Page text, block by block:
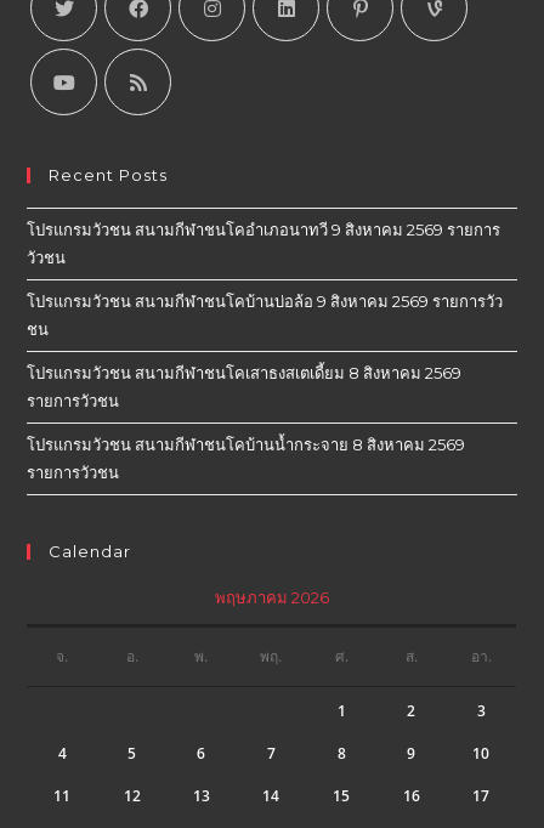
Recent Posts
โปรแกรมวัวชน สนามกีฬาชนโคอำเภอนาทวี 9 สิงหาคม 2569 รายการ
วัวชน
โปรแกรมวัวชน สนามกีฬาชนโคบ้านบ่อล้อ 9 สิงหาคม 2569 รายการวัว
ชน
โปรแกรมวัวชน สนามกีฬาชนโคเสาธงสเตเดี้ยม 8 สิงหาคม 2569
รายการวัวชน
โปรแกรมวัวชน สนามกีฬาชนโคบ้านน้ำกระจาย 8 สิงหาคม 2569
รายการวัวชน
Calendar
พฤษภาคม 2026
จ. อ. พ. พฤ. ศ. ส. อา.
1 2 3
4 5 6 7 8 9 10
11 12 13 14 15 16 17